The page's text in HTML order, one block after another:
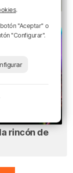
rincón de
.
"Aceptar" o
"Configurar".